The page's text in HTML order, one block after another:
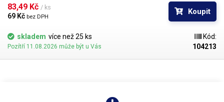
tak prostor pro bezpečné pájení a omezíte možnost poškození zvláště
plastových součástí např. horkým vzduchem.
83,49 Kč / ks
69 Kč bez DPH
Koupit
skladem více než 25 ks
Pozítří 11.08.2026 může být u Vás
Kód:
104213